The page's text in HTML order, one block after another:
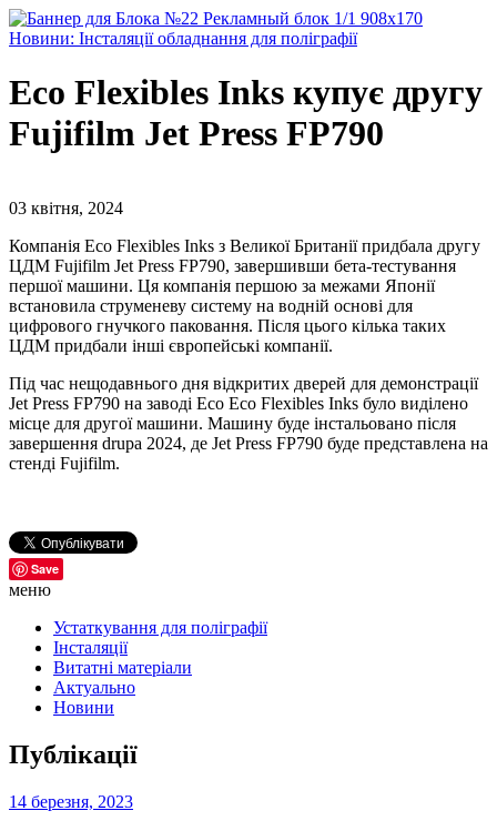
Новини: Інсталяції обладнання для поліграфії
Eco Flexibles Inks купує другу
Fujifilm Jet Press FP790
03 квітня, 2024
Компанія Eco Flexibles Inks з Великої Британії придбала другу
ЦДМ Fujifilm Jet Press FP790, завершивши бета-тестування
першої машини. Ця компанія першою за межами Японії
встановила струменеву систему на водній основі для
цифрового гнучкого паковання. Після цього кілька таких
ЦДМ придбали інші європейські компанії.
Під час нещодавнього дня відкритих дверей для демонстрації
Jet Press FP790 на заводі Eco Eco Flexibles Inks було виділено
місце для другої машини. Машину буде інстальовано після
завершення drupa 2024, де Jet Press FP790 буде представлена на
стенді Fujifilm.
Save
меню
Устаткування для поліграфії
Інсталяції
Витатні матеріали
Актуально
Новини
Публікації
14 березня, 2023